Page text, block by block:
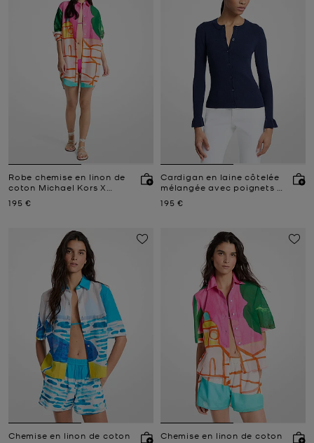
Robe chemise en linon de
coton Michael Kors X
Prix actuel
195 €
Cardigan en laine côtelée
mélangée avec poignets à
Prix actuel
195 €
Chemise en linon de coton
Chemise en linon de coton